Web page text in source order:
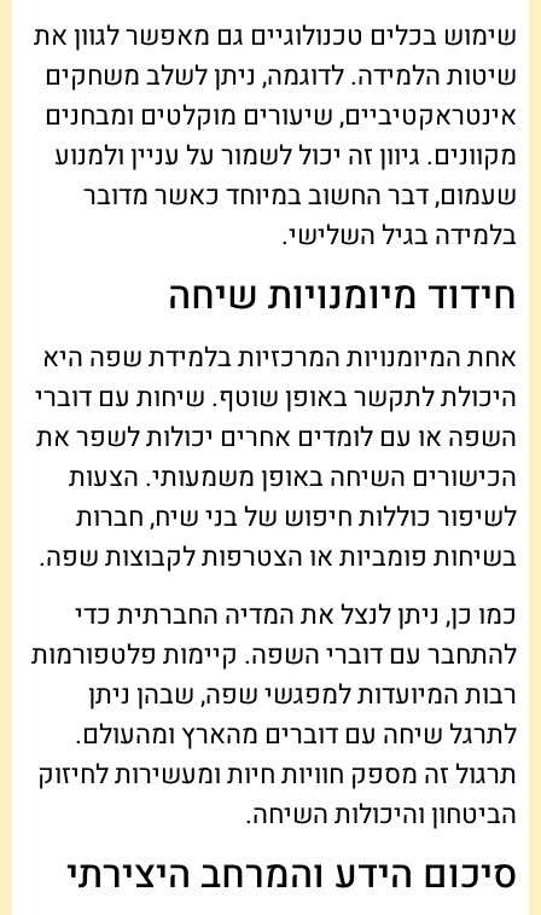
שימוש בכלים טכנולוגיים גם מאפשר לגוון את
שיטות הלמידה. לדוגמה, ניתן לשלב משחקים
אינטראקטיביים, שיעורים מוקלטים ומבחנים
מקוונים. גיוון זה יכול לשמור על עניין ולמנוע
שעמום, דבר החשוב במיוחד כאשר מדובר
בלמידה בגיל השלישי.
חידוד מיומנויות שיחה
אחת המיומנויות המרכזיות בלמידת שפה היא
היכולת לתקשר באופן שוטף. שיחות עם דוברי
השפה או עם לומדים אחרים יכולות לשפר את
הכישורים השיחה באופן משמעותי. הצעות
לשיפור כוללות חיפוש של בני שיח, חברות
בשיחות פומביות או הצטרפות לקבוצות שפה.
כמו כן, ניתן לנצל את המדיה החברתית כדי
להתחבר עם דוברי השפה. קיימות פלטפורמות
רבות המיועדות למפגשי שפה, שבהן ניתן
לתרגל שיחה עם דוברים מהארץ ומהעולם.
תרגול זה מספק חוויות חיות ומעשירות לחיזוק
הביטחון והיכולות השיחה.
סיכום הידע והמרחב היצירתי